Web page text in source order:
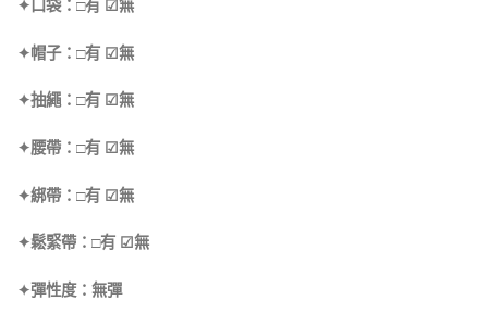
✦口袋：□有 ☑無
✦帽子：□有 ☑無
✦抽繩：□有 ☑無
✦腰帶：□有 ☑無
✦綁帶：□有 ☑無
✦鬆緊帶：□有 ☑無
✦彈性度：無彈